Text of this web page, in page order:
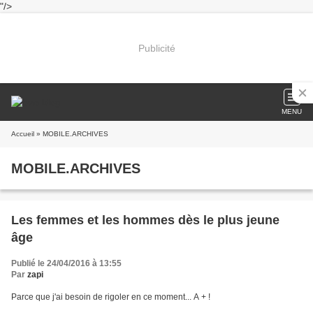
"/>
Publicité
MENU
Accueil » MOBILE.ARCHIVES
MOBILE.ARCHIVES
Les femmes et les hommes dès le plus jeune
âge
Publié le 24/04/2016 à 13:55
Par zapi
Parce que j'ai besoin de rigoler en ce moment... A + !